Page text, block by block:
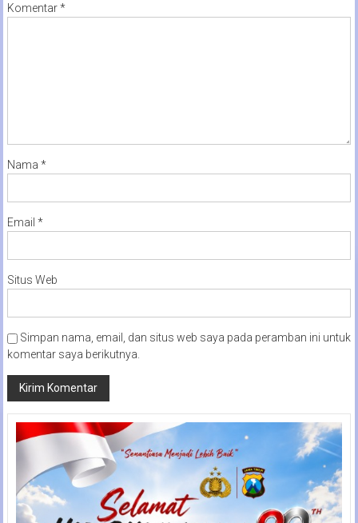
Komentar*
Nama *
Email *
Situs Web
Simpan nama, email, dan situs web saya pada peramban ini untuk
komentar saya berikutnya.